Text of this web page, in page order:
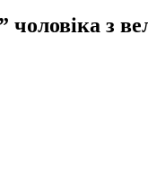
чоловіка